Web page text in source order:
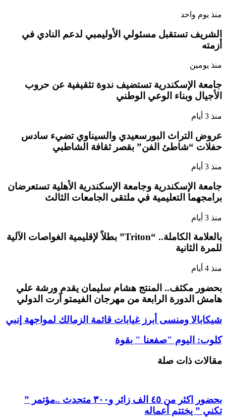
منذ يوم واحد
الشريف تستقبل مسئولي الأوليمبي لدعم النادي في
أزمته
منذ يومين
جامعة الإسكندرية تستضيف ندوة تثقيفية عن حروب
الأجيال وبناء الوعي الوطني
منذ 3 أيام
عروض التراث البورسعيدي والسيناوي تضيء سادس
حفلات “شاطئ الفن” بقصر ثقافة الشاطبي
منذ 3 أيام
جامعة الإسكندرية وجامعة الإسكندرية الأهلية تستعرضان
برامجهما التعليمية في ملتقى الجامعات الثالث
منذ 3 أيام
بالعلامة الكاملة.. “Triton” بطلاً لإقليمية الغواصات الآلية
للمرة الثانية
منذ 4 أيام
بحضور مكثف.. المنتج هشام سليمان يقدم ورشة علي
هامش الدورة الرابعة من مهرجان الفيمتو آرت الدولي
شيكابالا ومنسى أبرز غيابات قائمة الزمالك لمواجهة إنبي
كلوب: اليوم "صفعنا " بقوة
مقالات ذات صلة
بحضور اكثر من ٤٥ الف زائر و٣٠٠ متحدث ..مؤتمر ”
تكني ” يختتم أعماله